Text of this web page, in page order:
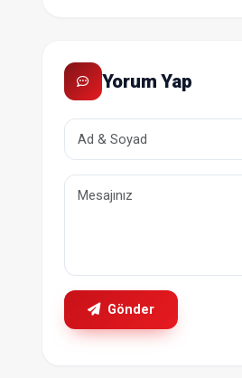
Yorum Yap
Gönder